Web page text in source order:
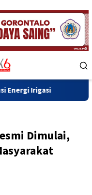
Wawali Indra Gobel
Dimulai,